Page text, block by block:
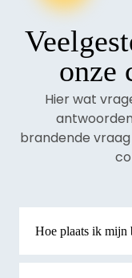
onze
Hier wat
brandende
Hoe plaats ik mijn